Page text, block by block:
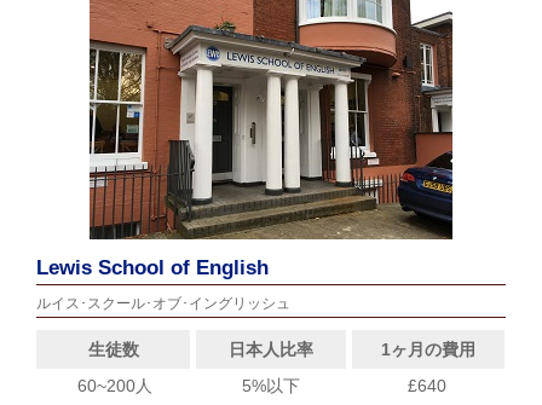
Lewis School of English
ルイス･スクール･オブ･イングリッシュ
生徒数 日本人比率
1ヶ月の費用
60~200人
5%以下 £640